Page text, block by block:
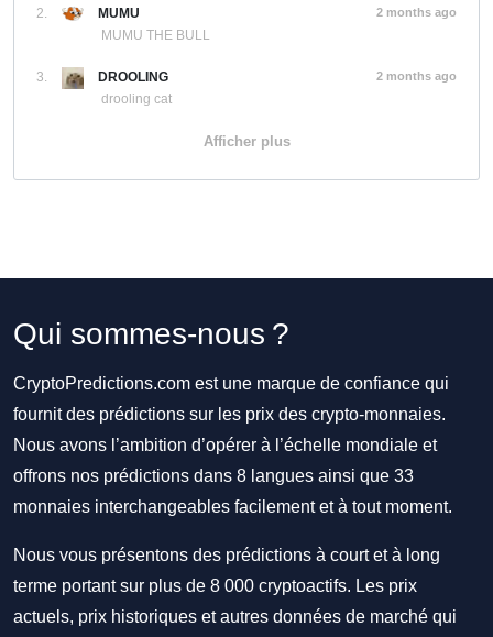
2.
MUMU
MUMU THE BULL
2 months ago
3.
DROOLING
drooling cat
2 months ago
Afficher plus
Qui sommes-nous ?
CryptoPredictions.com est une marque de confiance qui
fournit des prédictions sur les prix des crypto-monnaies.
Nous avons l’ambition d’opérer à l’échelle mondiale et
offrons nos prédictions dans 8 langues ainsi que 33
monnaies interchangeables facilement et à tout moment.
Nous vous présentons des prédictions à court et à long
terme portant sur plus de 8 000 cryptoactifs. Les prix
actuels, prix historiques et autres données de marché qui